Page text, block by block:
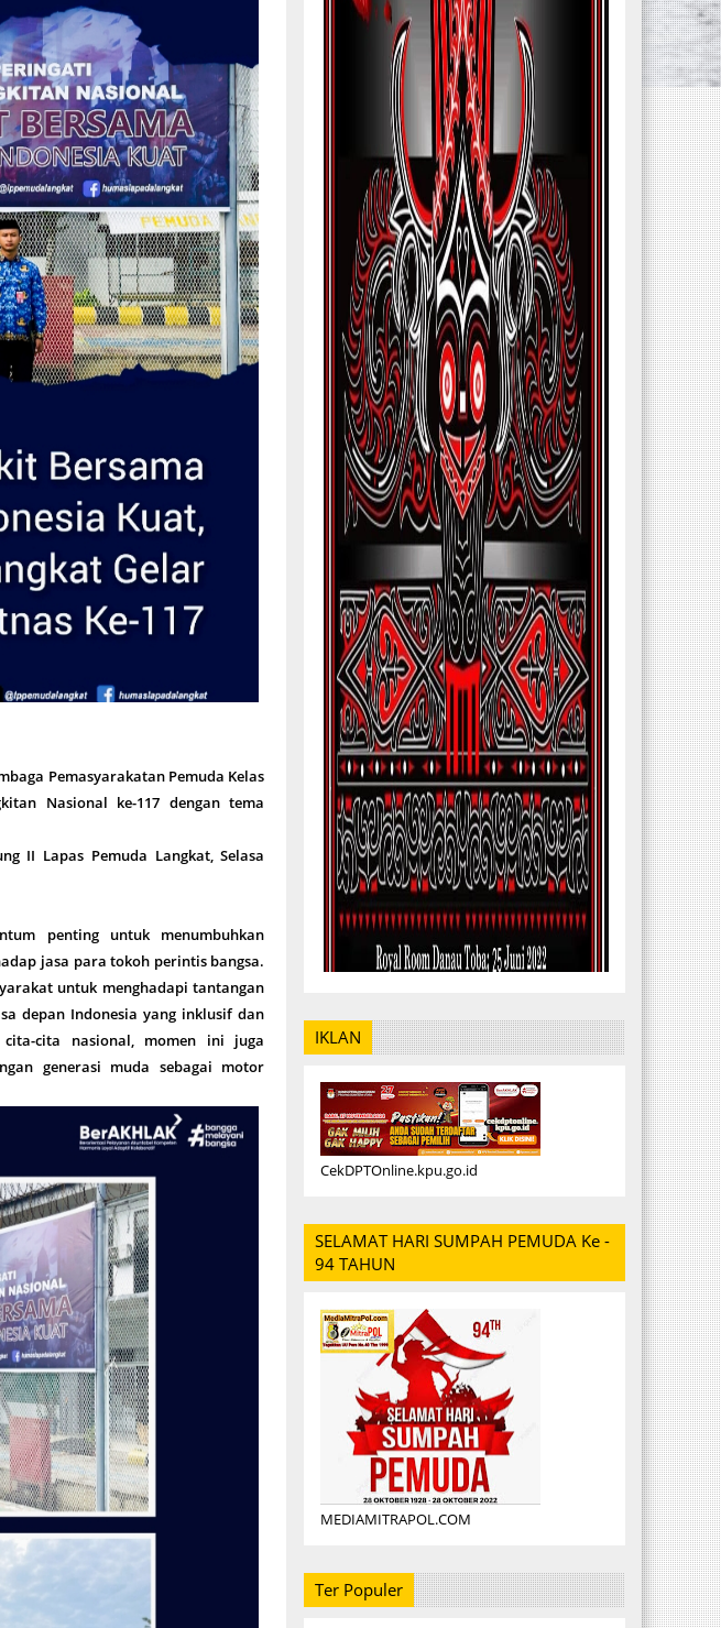
Pemasyarakatan Pemuda Kelas
Nasional ke-117 dengan tema
II Lapas Pemuda Langkat, Selasa
penting untuk menumbuhkan
jasa para tokoh perintis bangsa.
untuk menghadapi tantangan
depan Indonesia yang inklusif dan
cita-cita nasional, momen ini juga
generasi muda sebagai motor
IKLAN
CekDPTOnline.kpu.go.id
SELAMAT HARI SUMPAH PEMUDA Ke -
94 TAHUN
MEDIAMITRAPOL.COM
Ter Populer